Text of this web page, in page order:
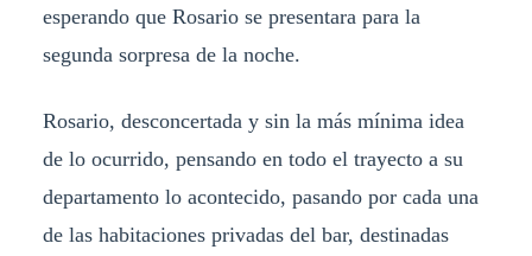
esperando que Rosario se presentara para la
segunda sorpresa de la noche.
Rosario, desconcertada y sin la más mínima idea
de lo ocurrido, pensando en todo el trayecto a su
departamento lo acontecido, pasando por cada una
de las habitaciones privadas del bar, destinadas